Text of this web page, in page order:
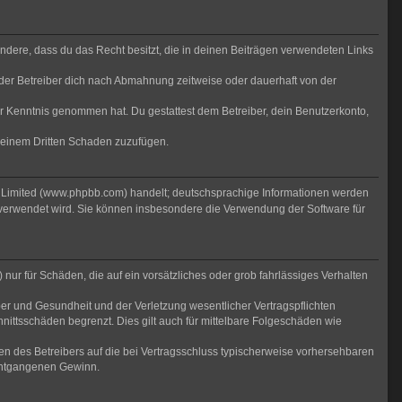
dass du das Recht besitzt, die in deinen Beiträgen verwendeten Links
Betreiber dich nach Abmahnung zeitweise oder dauerhaft von der
genommen hat. Du gestattest dem Betreiber, dein Benutzerkonto,
Dritten Schaden zuzufügen.
(www.phpbb.com) handelt; deutschsprachige Informationen werden
wird. Sie können insbesondere die Verwendung der Software für
für Schäden, die auf ein vorsätzliches oder grob fahrlässiges Verhalten
und Gesundheit und der Verletzung wesentlicher Vertragspflichten
begrenzt. Dies gilt auch für mittelbare Folgeschäden wie
des Betreibers auf die bei Vertragsschluss typischerweise vorhersehbaren
Gewinn.